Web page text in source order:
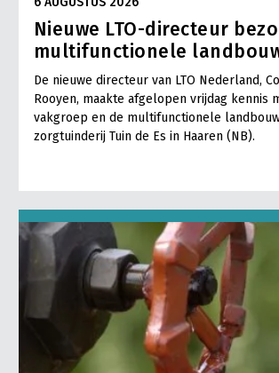
Nieuwe LTO-directeur
multifunctionele
De nieuwe directeur van LTO Nederland,
Rooyen, maakte afgelopen vrijdag kennis
vakgroep en de multifunctionele
zorgtuinderij Tuin de Es in Haaren (NB).